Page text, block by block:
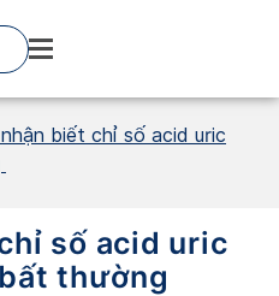
biết chỉ số acid uric
số acid uric
thường